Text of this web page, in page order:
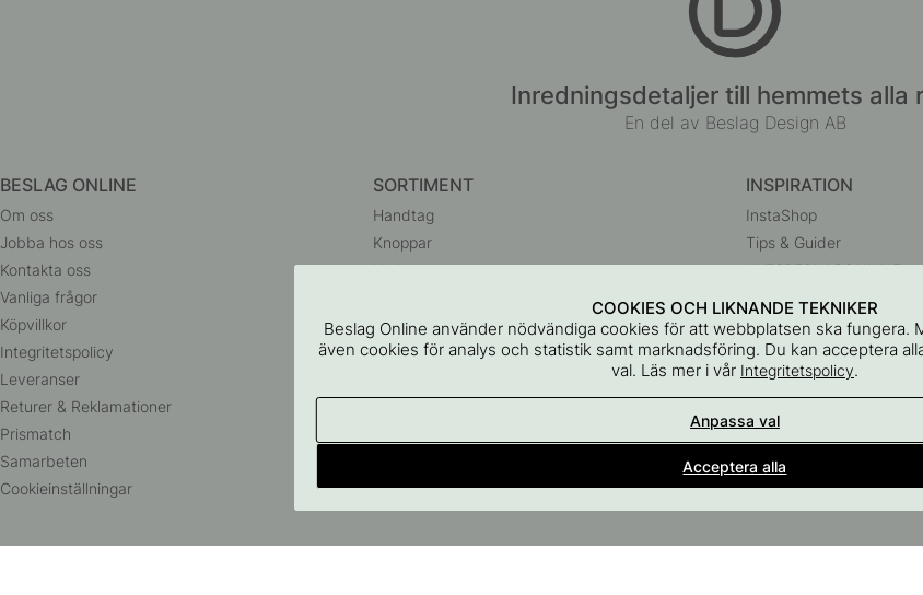
Inredningsdetaljer till hemmets alla
En del av Beslag Design AB
BESLAG ONLINE
Om oss
Jobba hos oss
Kontakta oss
Vanliga frågor
Köpvillkor
Integritetspolicy
Leveranser
Returer & Reklamationer
Prismatch
Samarbeten
Cookieinställningar
SORTIMENT
Handtag
Knoppar
Krokar
Badrumstillbehör
Förvaring
INSPIRATION
InstaShop
Tips & Guider
#YESBESLAGONLINE
COOKIES OCH LIKNANDE TEKNIKER
Beslag Online använder nödvändiga cookies för att webbplatsen ska fungera.
även cookies för analys och statistik samt marknadsföring. Du kan acceptera
val. Läs mer i vår Integritetspolicy.
Anpassa val
Acceptera alla